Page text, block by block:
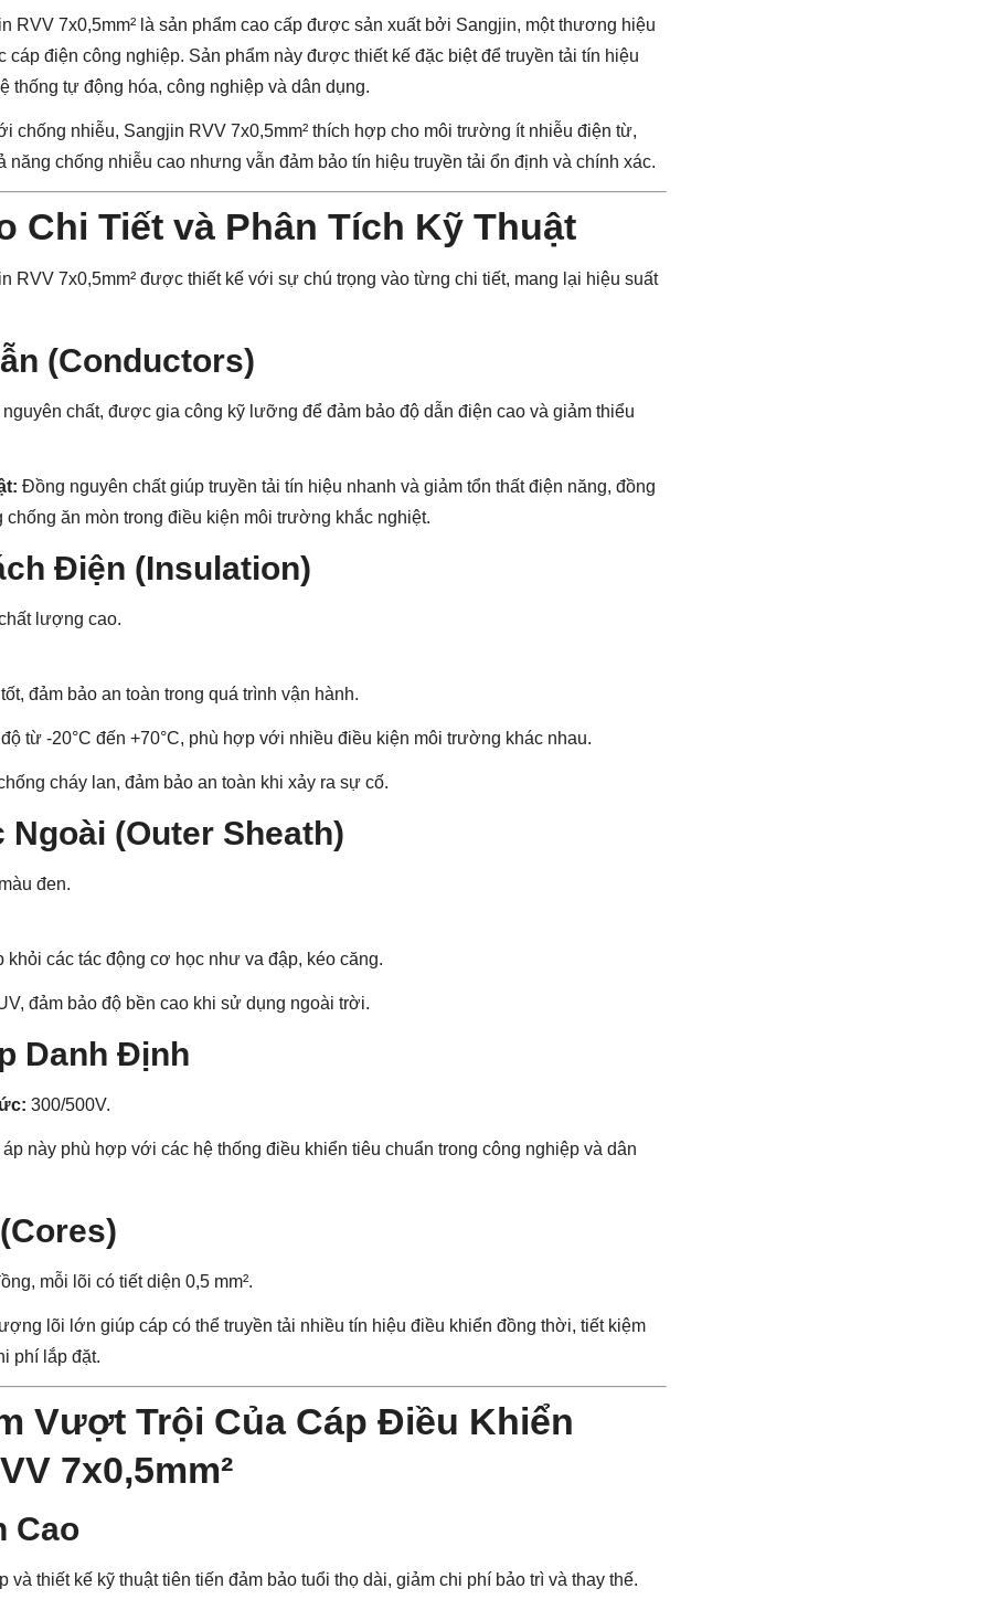
RVV 7x0,5mm² là sản phẩm cao cấp được sản xuất bởi Sangjin, một thương hiệu
cáp điện công nghiệp. Sản phẩm này được thiết kế đặc biệt để truyền tải tín hiệu
thống tự động hóa, công nghiệp và dân dụng.
chống nhiễu, Sangjin RVV 7x0,5mm² thích hợp cho môi trường ít nhiễu điện từ,
năng chống nhiễu cao nhưng vẫn đảm bảo tín hiệu truyền tải ổn định và chính xác.
Chi Tiết và Phân Tích Kỹ Thuật
RVV 7x0,5mm² được thiết kế với sự chú trọng vào từng chi tiết, mang lại hiệu suất
(Conductors)
chất, được gia công kỹ lưỡng để đảm bảo độ dẫn điện cao và giảm thiểu
Đồng nguyên chất giúp truyền tải tín hiệu nhanh và giảm tổn thất điện năng, đồng
chống ăn mòn trong điều kiện môi trường khắc nghiệt.
Điện (Insulation)
lượng cao.
đảm bảo an toàn trong quá trình vận hành.
từ -20°C đến +70°C, phù hợp với nhiều điều kiện môi trường khác nhau.
cháy lan, đảm bảo an toàn khi xảy ra sự cố.
Ngoài (Outer Sheath)
đen.
khỏi các tác động cơ học như va đập, kéo căng.
đảm bảo độ bền cao khi sử dụng ngoài trời.
Danh Định
300/500V.
này phù hợp với các hệ thống điều khiển tiêu chuẩn trong công nghiệp và dân
mỗi lõi có tiết diện 0,5 mm².
lõi lớn giúp cáp có thể truyền tải nhiều tín hiệu điều khiển đồng thời, tiết kiệm
phí lắp đặt.
Vượt Trội Của Cáp Điều Khiển
7x0,5mm²
Cao
và thiết kế kỹ thuật tiên tiến đảm bảo tuổi thọ dài, giảm chi phí bảo trì và thay thế.